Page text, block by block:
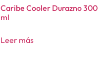
Caribe Cooler Durazno 300
ml
Leer más